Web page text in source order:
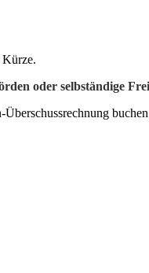
oder selbständige